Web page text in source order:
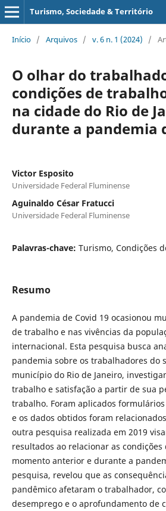
Turismo, Sociedade & Território
Início / Arquivos / v. 6 n. 1 (2024) /
O olhar do
condições de
na cidade do Rio de
durante a pandemia
Victor Esposito
Universidade Federal Fluminense
Aguinaldo César Fratucci
Universidade Federal Fluminense
Palavras-chave: Turismo, Condições
Resumo
A pandemia de Covid 19 ocasionou
de trabalho e nas vivências da
internacional. Esta pesquisa busca
pandemia sobre os trabalhadores do
município do Rio de Janeiro,
trabalho e satisfação a partir de sua
trabalho. Foram aplicados
e os dados obtidos foram
outra pesquisa realizada em 2019
resultados ao relacionar as
momento anterior e durante a
pesquisa, revelou que as
pandêmico afetaram o trabalhador,
desemprego e o aprofundamento de